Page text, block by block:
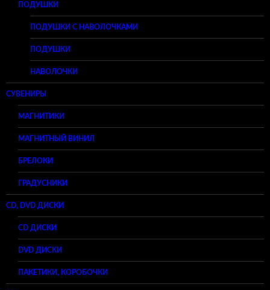
ПОДУШКИ
ПОДУШКИ С НАВОЛОЧКАМИ
ПОДУШКИ
НАВОЛОЧКИ
СУВЕНИРЫ
МАГНИТИКИ
МАГНИТНЫЙ ВИНИЛ
БРЕЛОКИ
ГРАДУСНИКИ
CD, DVD ДИСКИ
CD ДИСКИ
DVD ДИСКИ
ПАКЕТИКИ, КОРОБОЧКИ